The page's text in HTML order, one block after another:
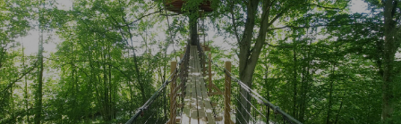
10+ miljoen leden